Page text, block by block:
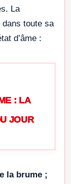
La
toute sa
d’âme :
: LA
JOUR
la brume ;